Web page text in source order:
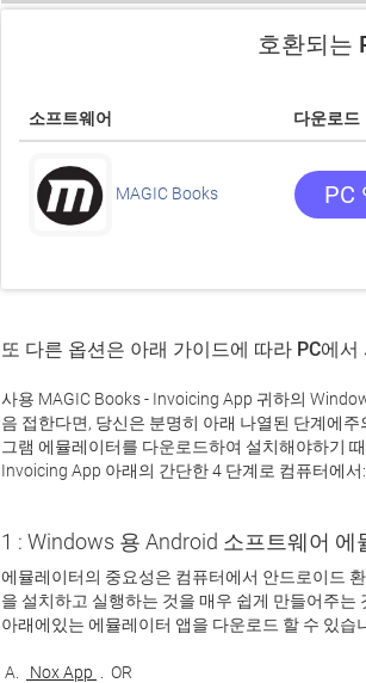
호환되는
소프트웨어 다운로드
MAGIC Books PC
또 다른 옵션은 아래 가이드에 따라 PC에
사용 MAGIC Books - Invoicing App 귀하의
음 접한다면, 당신은 분명히 아래 나열된 단계에
그램 에뮬레이터를 다운로드하여 설치해야하기
Invoicing App 아래의 간단한 4 단계로 컴퓨터에서:
1 : Windows 용 Android 소프트웨어 에
에뮬레이터의 중요성은 컴퓨터에서 안드로이드
을 설치하고 실행하는 것을 매우 쉽게 만들어주는
A. Nox App